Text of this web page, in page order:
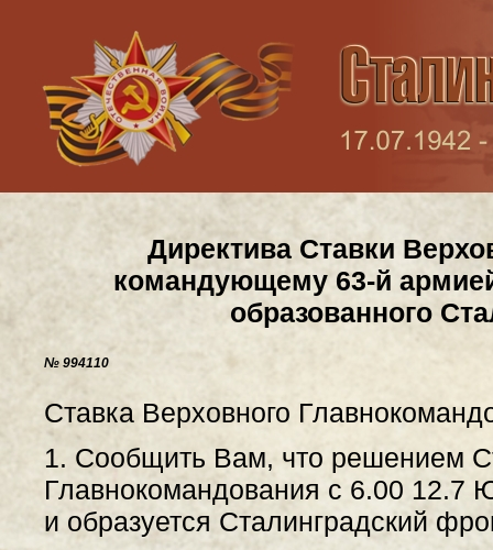
Директива Ставки
командующему 63-й
образованного
№ 994110
Ставка Верховного
1. Сообщить Вам, что решением
Главнокомандования с 6.00 12.7
и образуется Сталинградский